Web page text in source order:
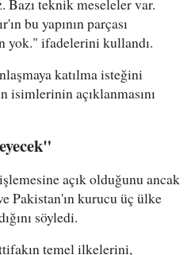
teknik meseleler var.
bu yapının parçası
yok." ifadelerini kullandı.
katılma isteğini
açıklanmasını
açık olduğunu ancak
Pakistan'ın kurucu üç ülke
söyledi.
temel ilkelerini,